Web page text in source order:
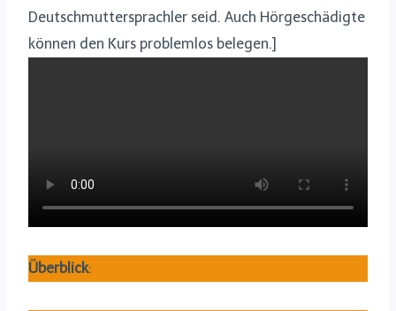
Deutschmuttersprachler seid. Auch Hörgeschädigte
können den Kurs problemlos belegen.]
Überblick: